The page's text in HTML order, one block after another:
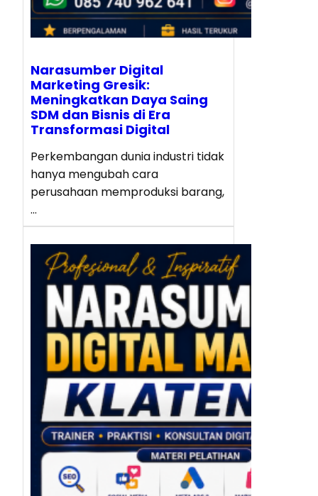
Narasumber Digital
Marketing Gresik:
Meningkatkan Daya Saing
SDM dan Bisnis di Era
Transformasi Digital
Perkembangan dunia industri tidak
hanya mengubah cara
perusahaan memproduksi barang,
…